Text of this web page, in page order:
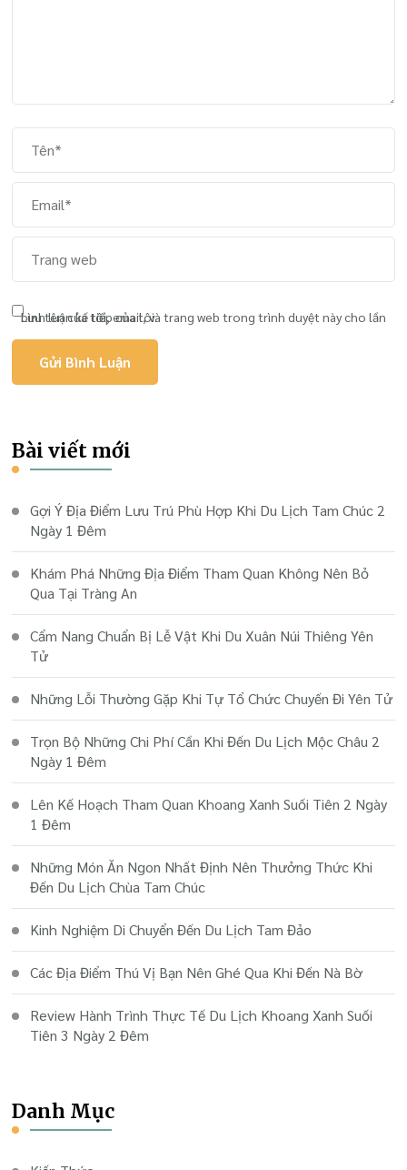
Lưu tên của tôi, email, và trang web trong trình duyệt này cho lần bình luận kế tiếp của tôi.
Bài viết mới
Gợi Ý Địa Điểm Lưu Trú Phù Hợp Khi Du Lịch Tam Chúc 2
Ngày 1 Đêm
Khám Phá Những Địa Điểm Tham Quan Không Nên Bỏ
Qua Tại Tràng An
Cẩm Nang Chuẩn Bị Lễ Vật Khi Du Xuân Núi Thiêng Yên
Tử
Những Lỗi Thường Gặp Khi Tự Tổ Chức Chuyến Đi Yên Tử
Trọn Bộ Những Chi Phí Cần Khi Đến Du Lịch Mộc Châu 2
Ngày 1 Đêm
Lên Kế Hoạch Tham Quan Khoang Xanh Suối Tiên 2 Ngày
1 Đêm
Những Món Ăn Ngon Nhất Định Nên Thưởng Thức Khi
Đến Du Lịch Chùa Tam Chúc
Kinh Nghiệm Di Chuyển Đến Du Lịch Tam Đảo
Các Địa Điểm Thú Vị Bạn Nên Ghé Qua Khi Đến Nà Bờ
Review Hành Trình Thực Tế Du Lịch Khoang Xanh Suối
Tiên 3 Ngày 2 Đêm
Danh Mục